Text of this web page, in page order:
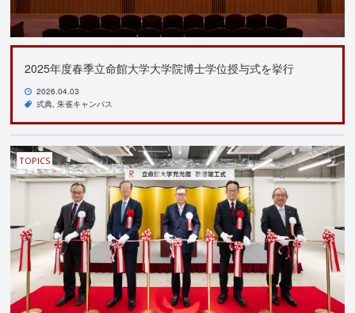
2025年度春季立命館大学大学院博士学位授与式を挙行
2026.04.03
式典 朱雀キャンパス
TOPICS